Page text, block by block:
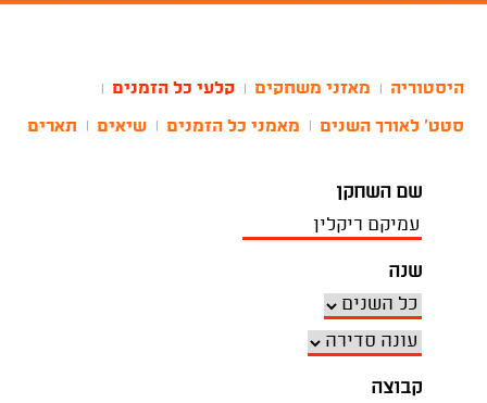
היסטוריה מאזני משחקים קלעי כל הזמנים
סטט' לאורך השנים מאמני כל הזמנים שיאים תארים
שם השחקן
שנה
קבוצה